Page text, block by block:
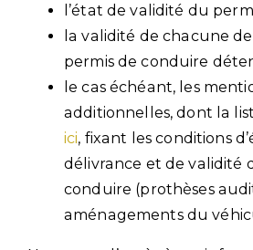
l’état de validité du
la validité de chacune
permis de conduire
le cas échéant, les
additionnelles, dont la
ici, fixant les conditions
délivrance et de validité
conduire (prothèses
aménagements du